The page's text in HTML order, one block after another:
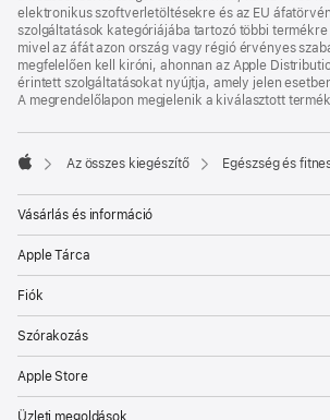
elektronikus szoftverletöltésekre és az EU
szolgáltatások kategóriájába tartozó többi
mivel az áfát azon ország vagy régió érvényes
megfelelően kell kiróni, ahonnan az Apple
érintett szolgáltatásokat nyújtja, amely jelen
A megrendelőlapon megjelenik a kiválasztott
Az összes kiegészítő Egészség és
Vásárlás és információ
Apple Tárca
Fiók
Szórakozás
Apple Store
Üzleti megoldások